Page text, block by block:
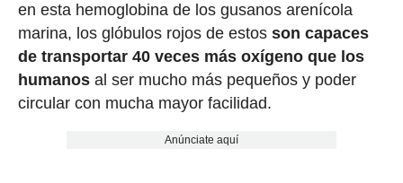
en esta hemoglobina de los gusanos arenícola
marina, los glóbulos rojos de estos son capaces
de transportar 40 veces más oxígeno que los
humanosal ser mucho más pequeños y poder
circular con mucha mayor facilidad.
Anúnciate aquí